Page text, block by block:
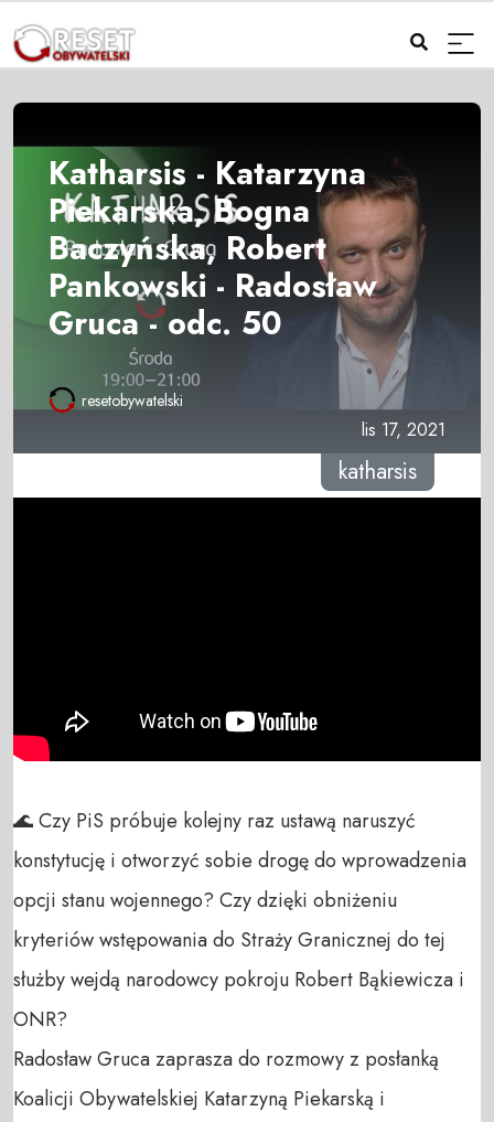
Katharsis - Katarzyna
Piekarska, Bogna
Baczyńska, Robert
Pankowski - Radosław
Gruca - odc. 50
resetobywatelski
lis 17, 2021
katharsis
🌊 Czy PiS próbuje kolejny raz ustawą naruszyć
konstytucję i otworzyć sobie drogę do wprowadzenia
opcji stanu wojennego? Czy dzięki obniżeniu
kryteriów wstępowania do Straży Granicznej do tej
służby wejdą narodowcy pokroju Robert Bąkiewicza i
ONR?
Radosław Gruca zaprasza do rozmowy z posłanką
Koalicji Obywatelskiej Katarzyną Piekarską i